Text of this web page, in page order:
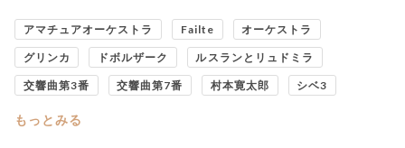
アマチュアオーケストラ Failte オーケストラ
グリンカ ドボルザーク ルスランとリュドミラ
交響曲第3番 交響曲第7番 村本寛太郎 シベ3
もっとみる